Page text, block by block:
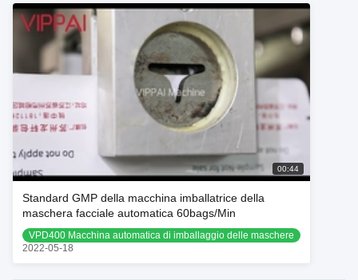
00:44
Standard GMP della macchina imballatrice della
maschera facciale automatica 60bags/Min
VPD400 Macchina automatica di imballaggio delle maschere
2022-05-18